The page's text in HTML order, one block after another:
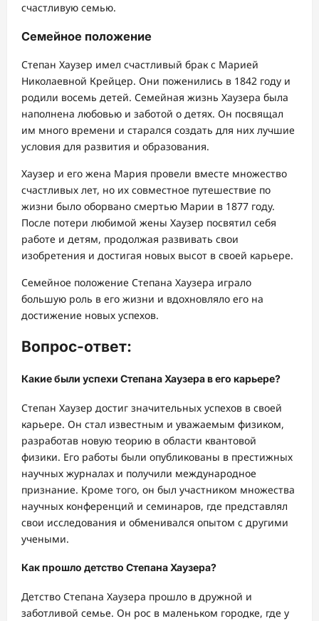
счастливую семью.
Семейное положение
Степан Хаузер имел счастливый брак с Марией
Николаевной Крейцер. Они поженились в 1842 году и
родили восемь детей. Семейная жизнь Хаузера была
наполнена любовью и заботой о детях. Он посвящал
им много времени и старался создать для них лучшие
условия для развития и образования.
Хаузер и его жена Мария провели вместе множество
счастливых лет, но их совместное путешествие по
жизни было оборвано смертью Марии в 1877 году.
После потери любимой жены Хаузер посвятил себя
работе и детям, продолжая развивать свои
изобретения и достигая новых высот в своей карьере.
Семейное положение Степана Хаузера играло
большую роль в его жизни и вдохновляло его на
достижение новых успехов.
Вопрос-ответ:
Какие были успехи Степана Хаузера в его карьере?
Степан Хаузер достиг значительных успехов в своей
карьере. Он стал известным и уважаемым физиком,
разработав новую теорию в области квантовой
физики. Его работы были опубликованы в престижных
научных журналах и получили международное
признание. Кроме того, он был участником множества
научных конференций и семинаров, где представлял
свои исследования и обменивался опытом с другими
учеными.
Как прошло детство Степана Хаузера?
Детство Степана Хаузера прошло в дружной и
заботливой семье. Он рос в маленьком городке, где у